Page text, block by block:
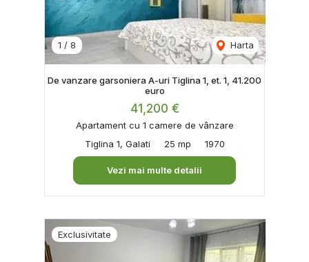
1 / 8 Harta
De vanzare garsoniera A-uri Tiglina 1, et. 1, 41.200
euro
41,200 €
Apartament cu 1 camere de vânzare
Tiglina 1, Galati
25 mp 1970
Vezi mai multe detalii
Exclusivitate